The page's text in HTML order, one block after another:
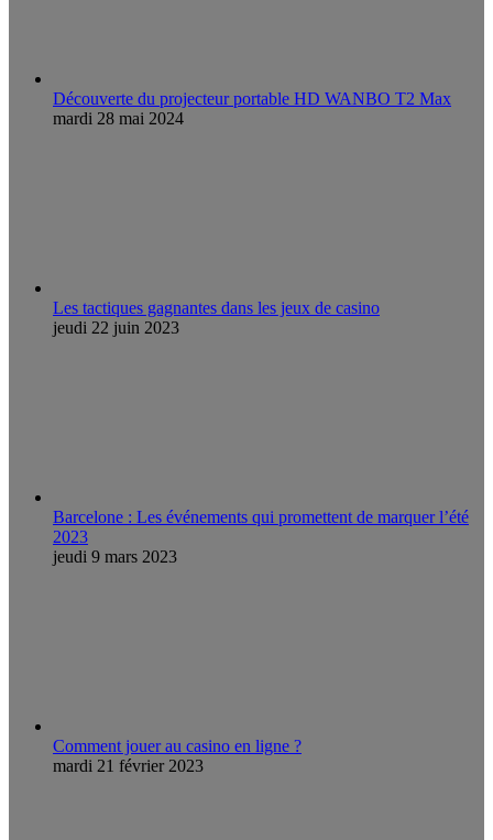
Découverte du projecteur portable HD WANBO T2 Max
mardi 28 mai 2024
Les tactiques gagnantes dans les jeux de casino
jeudi 22 juin 2023
Barcelone : Les événements qui promettent de marquer l’été
2023
jeudi 9 mars 2023
Comment jouer au casino en ligne ?
mardi 21 février 2023